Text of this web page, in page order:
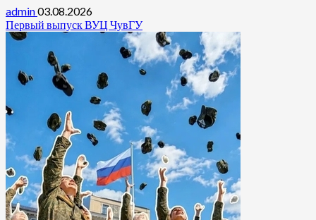
admin03.08.2026
Первый выпуск ВУЦ ЧувГУ